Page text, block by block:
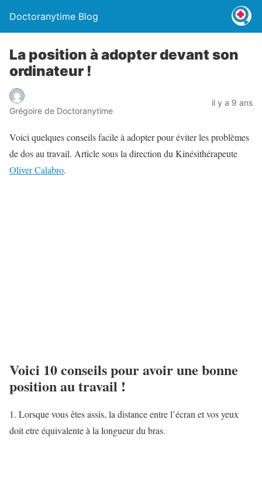
Doctoranytime Blog
La position à adopter devant son
ordinateur !
Grégoire de Doctoranytime
il y a 9 ans
Voici quelques conseils facile à adopter pour éviter les problèmes
de dos au travail. Article sous la direction du Kinésithérapeute
Oliver Calabro.
Voici 10 conseils pour avoir une bonne
position au travail !
1. Lorsque vous êtes assis, la distance entre l’écran et vos yeux
doit etre équivalente à la longueur du bras.